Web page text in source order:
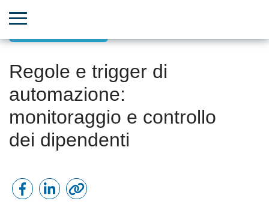
Regole e trigger di
automazione:
monitoraggio e controllo
dei dipendenti